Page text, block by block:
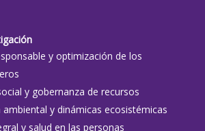
y optimización de los
y gobernanza de recursos
ambiental y dinámicas ecosistémicas
y salud en las personas